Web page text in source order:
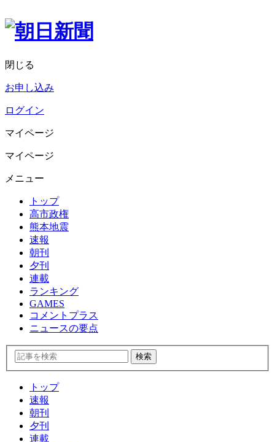
閉じる
お申し込み
ログイン
マイページ
マイページ
メニュー
トップ
高市政権
熊本地震
速報
朝刊
夕刊
連載
ランキング
GAMES
コメントプラス
ニュースの要点
トップ
速報
朝刊
夕刊
連載